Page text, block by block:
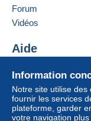
Information
Notre site utilise
fournir les services
plateforme, garder
votre navigation
Forum
Vidéos
Aide
Acheter sur
Vendre sur
Un site sécurisé